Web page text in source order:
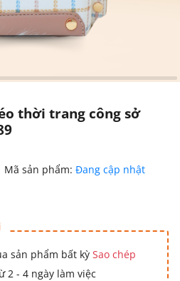
thời trang công sở
Mã sản phẩm: Đang cập nhật
sản phẩm bất kỳ Sao chép
2 - 4 ngày làm việc